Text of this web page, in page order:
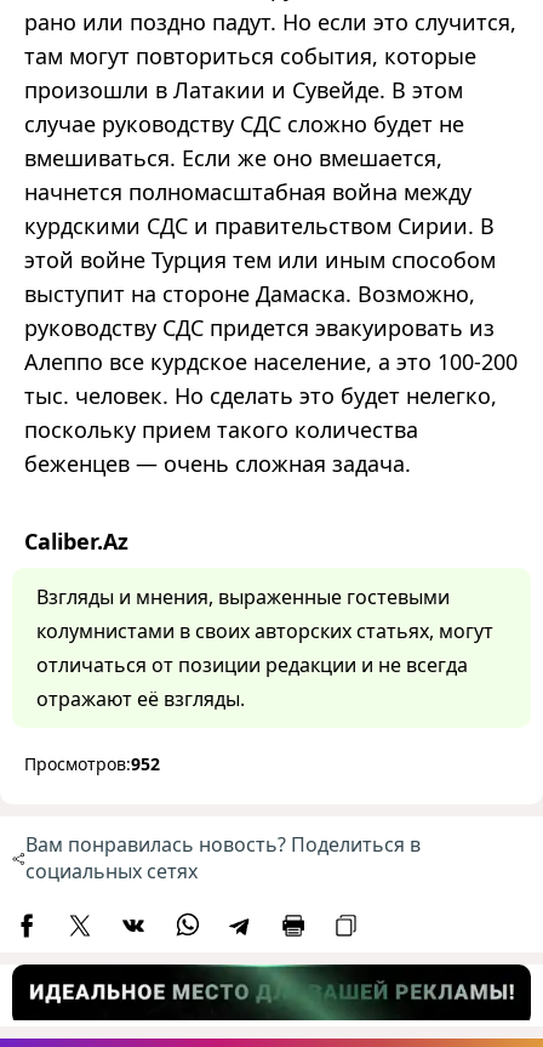
рано или поздно падут. Но если это случится,
там могут повториться события, которые
произошли в Латакии и Сувейде. В этом
случае руководству СДС сложно будет не
вмешиваться. Если же оно вмешается,
начнется полномасштабная война между
курдскими СДС и правительством Сирии. В
этой войне Турция тем или иным способом
выступит на стороне Дамаска. Возможно,
руководству СДС придется эвакуировать из
Алеппо все курдское население, а это 100-200
тыс. человек. Но сделать это будет нелегко,
поскольку прием такого количества
беженцев — очень сложная задача.
Caliber.Az
Взгляды и мнения, выраженные гостевыми
колумнистами в своих авторских статьях, могут
отличаться от позиции редакции и не всегда
отражают её взгляды.
Просмотров:952
Вам понравилась новость? Поделиться в
социальных сетях